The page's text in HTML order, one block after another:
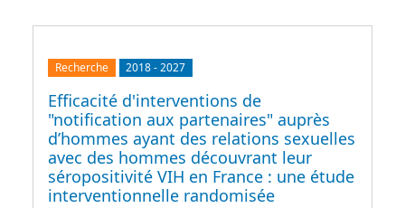
Recherche 2018-2027
Efficacité d'interventions de
"notification aux partenaires" auprès
d’hommes ayant des relations sexuelles
avec des hommes découvrant leur
séropositivité VIH en France : une étude
interventionnelle randomisée